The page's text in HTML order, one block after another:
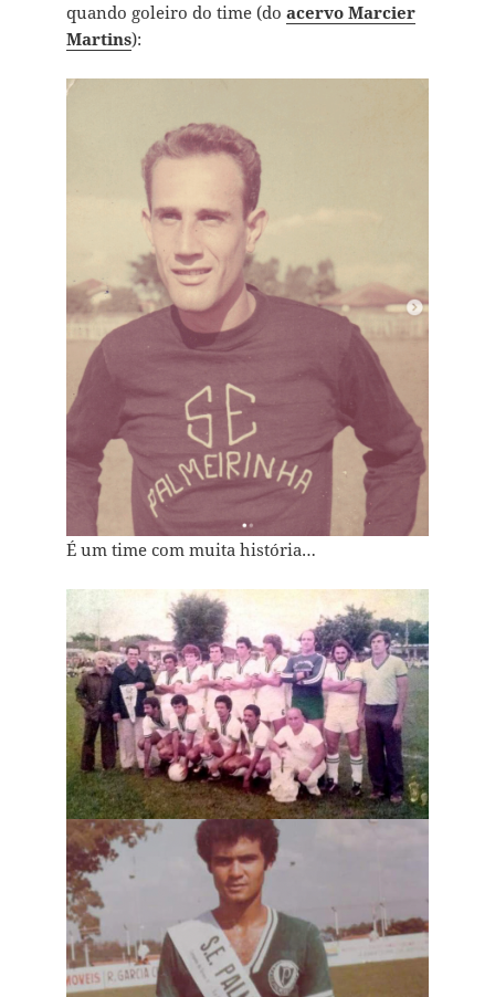
quando goleiro do time (do acervo Marcier
Martins):
É um time com muita história…